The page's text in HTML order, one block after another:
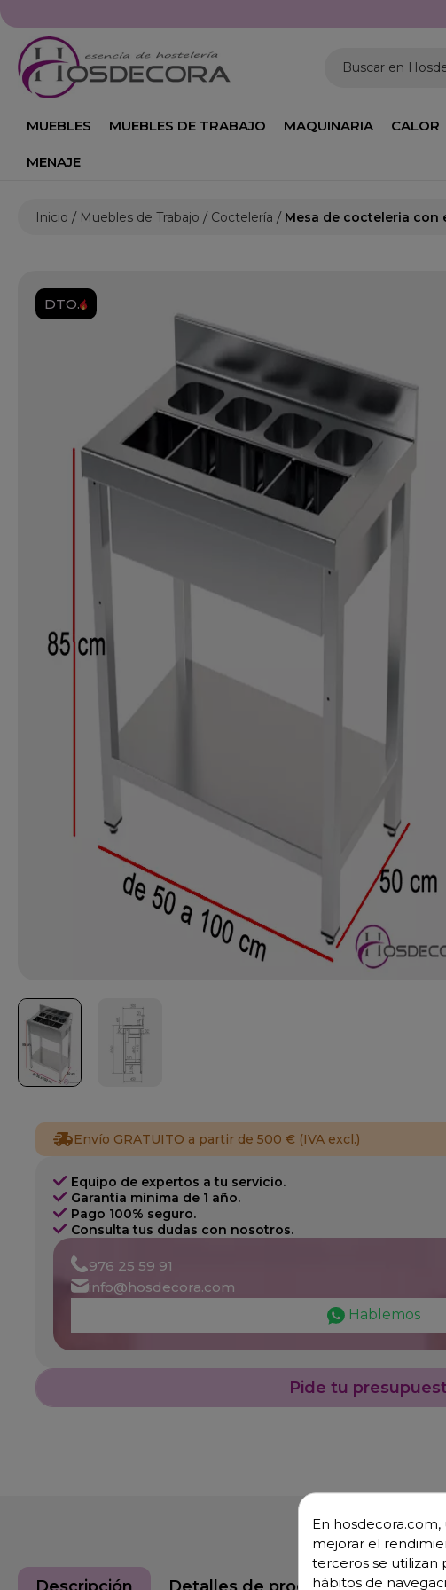
Buscar en
MUEBLES MUEBLES DE TRABAJO MAQUINARIA CALOR
MENAJE
Inicio Muebles de Trabajo Coctelería Mesa de cocteleria con
DTO.
Envío GRATUITO a partir de 500 € (IVA excl.)
Equipo de expertos a tu servicio.
Garantía mínima de 1 año.
Pago 100% seguro.
Consulta tus dudas con nosotros.
976 25 59 91
info@hosdecora.com
Hablemos
Pide tu
En
mejorar el
terceros se utilizan
hábitos de